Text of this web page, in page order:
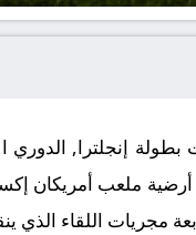
إنجلترا, الدوري
كبير لمتابعة مجريات